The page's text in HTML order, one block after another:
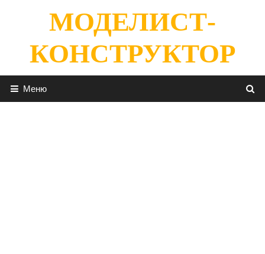
содержимомуМОДЕЛИСТ-
КОНСТРУКТОР
Меню